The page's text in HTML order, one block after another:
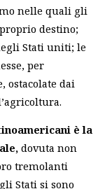
nelle quali gli
destino;
Stati uniti; le
per
dai
è la
dovuta non
tremolanti
Stati si sono